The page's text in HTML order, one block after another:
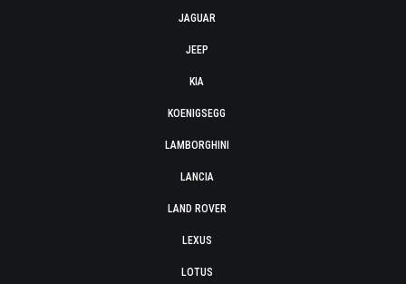
JAGUAR
JEEP
KIA
KOENIGSEGG
LAMBORGHINI
LANCIA
LAND ROVER
LEXUS
LOTUS